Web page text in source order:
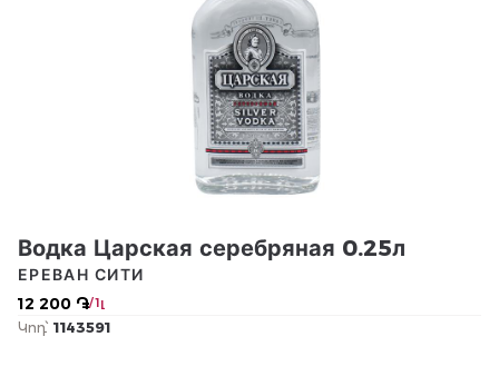
Водка Царская серебряная 0.25л
12 200 ֏/ 1լ
ЕРЕВАН СИТИ
Կոդ՝ 1143591